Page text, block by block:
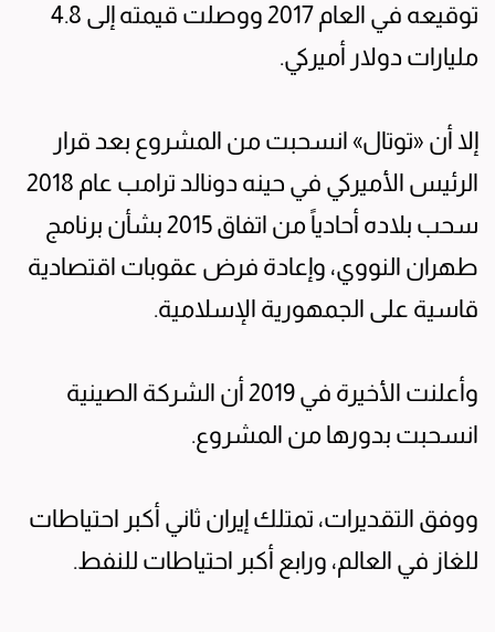
توقيعه في العام 2017 ووصلت قيمته إلى 4.8
مليارات دولار أميركي.
إلا أن «توتال» انسحبت من المشروع بعد قرار
الرئيس الأميركي في حينه دونالد ترامب عام 2018
سحب بلاده أحادياً من اتفاق 2015 بشأن برنامج
طهران النووي، وإعادة فرض عقوبات اقتصادية
قاسية على الجمهورية الإسلامية.
وأعلنت الأخيرة في 2019 أن الشركة الصينية
انسحبت بدورها من المشروع.
ووفق التقديرات، تمتلك إيران ثاني أكبر احتياطات
للغاز في العالم، ورابع أكبر احتياطات للنفط.